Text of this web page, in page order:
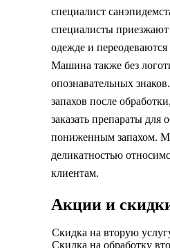
специалист
специалисты
одежде и переодеваются
Машина также без
опознавательных
запахов после
заказать препараты для
пониженным запахом.
деликатностью
клиентам.
Акции и
Скидка на вторую
Скидка на обработку